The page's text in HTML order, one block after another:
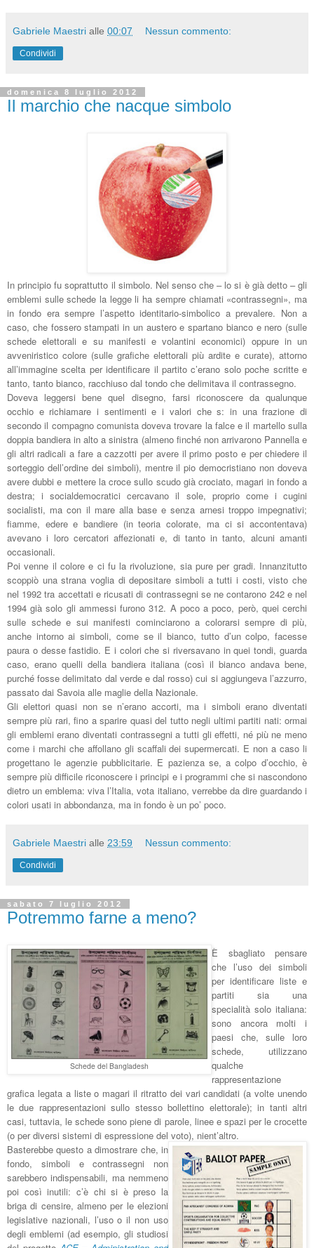
Gabriele Maestri alle 00:07 Nessun commento:
Condividi
domenica 8 luglio 2012
Il marchio che nacque simbolo
In principio fu soprattutto il simbolo. Nel senso che – lo si è già detto – gli
emblemi sulle schede la legge li ha sempre chiamati «contrassegni», ma
in fondo era sempre l’aspetto identitario-simbolico a prevalere. Non a
caso, che fossero stampati in un austero e spartano bianco e nero (sulle
schede elettorali e su manifesti e volantini economici) oppure in un
avveniristico colore (sulle grafiche elettorali più ardite e curate), attorno
all’immagine scelta per identificare il partito c’erano solo poche scritte e
tanto, tanto bianco, racchiuso dal tondo che delimitava il contrassegno.
Doveva leggersi bene quel disegno, farsi riconoscere da qualunque
occhio e richiamare i sentimenti e i valori che s: in una frazione di
secondo il compagno comunista doveva trovare la falce e il martello sulla
doppia bandiera in alto a sinistra (almeno finché non arrivarono Pannella e
gli altri radicali a fare a cazzotti per avere il primo posto e per chiedere il
sorteggio dell’ordine dei simboli), mentre il pio democristiano non doveva
avere dubbi e mettere la croce sullo scudo già crociato, magari in fondo a
destra; i socialdemocratici cercavano il sole, proprio come i cugini
socialisti, ma con il mare alla base e senza arnesi troppo impegnativi;
fiamme, edere e bandiere (in teoria colorate, ma ci si accontentava)
avevano i loro cercatori affezionati e, di tanto in tanto, alcuni amanti
occasionali.
Poi venne il colore e ci fu la rivoluzione, sia pure per gradi. Innanzitutto
scoppiò una strana voglia di depositare simboli a tutti i costi, visto che
nel 1992 tra accettati e ricusati di contrassegni se ne contarono 242 e nel
1994 già solo gli ammessi furono 312. A poco a poco, però, quei cerchi
sulle schede e sui manifesti cominciarono a colorarsi sempre di più,
anche intorno ai simboli, come se il bianco, tutto d’un colpo, facesse
paura o desse fastidio. E i colori che si riversavano in quei tondi, guarda
caso, erano quelli della bandiera italiana (così il bianco andava bene,
purché fosse delimitato dal verde e dal rosso) cui si aggiungeva l’azzurro,
passato dai Savoia alle maglie della Nazionale.
Gli elettori quasi non se n’erano accorti, ma i simboli erano diventati
sempre più rari, fino a sparire quasi del tutto negli ultimi partiti nati: ormai
gli emblemi erano diventati contrassegni a tutti gli effetti, né più ne meno
come i marchi che affollano gli scaffali dei supermercati. E non a caso li
progettano le agenzie pubblicitarie. E pazienza se, a colpo d’occhio, è
sempre più difficile riconoscere i principi e i programmi che si nascondono
dietro un emblema: viva l’Italia, vota italiano, verrebbe da dire guardando i
colori usati in abbondanza, ma in fondo è un po’ poco.
Gabriele Maestri alle 23:59 Nessun commento:
Condividi
sabato 7 luglio 2012
Potremmo farne a meno?
Schede del Bangladesh
È sbagliato pensare
che l’uso dei simboli
per identificare liste e
partiti sia una
specialità solo italiana:
sono ancora molti i
paesi che, sulle loro
schede, utilizzano
qualche
rappresentazione
grafica legata a liste o magari il ritratto dei vari candidati (a volte unendo
le due rappresentazioni sullo stesso bollettino elettorale); in tanti altri
casi, tuttavia, le schede sono piene di parole, linee e spazi per le crocette
(o per diversi sistemi di espressione del voto), nient’altro.
Basterebbe questo a dimostrare che, in
fondo, simboli e contrassegni non
sarebbero indispensabili, ma nemmeno
poi così inutili: c’è chi si è preso la
briga di censire, almeno per le elezioni
legislative nazionali, l’uso o il non uso
degli emblemi (ad esempio, gli studiosi